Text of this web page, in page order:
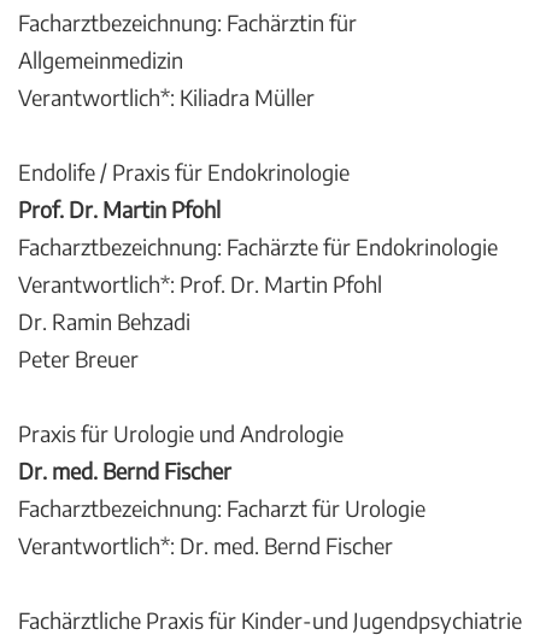
Facharztbezeichnung: Fachärztin für
Allgemeinmedizin
Verantwortlich*: Kiliadra Müller
Endolife / Praxis für Endokrinologie
Prof. Dr. Martin Pfohl
Facharztbezeichnung: Fachärzte für Endokrinologie
Verantwortlich*: Prof. Dr. Martin Pfohl
Dr. Ramin Behzadi
Peter Breuer
Praxis für Urologie und Andrologie
Dr. med. Bernd Fischer
Facharztbezeichnung: Facharzt für Urologie
Verantwortlich*: Dr. med. Bernd Fischer
Fachärztliche Praxis für Kinder-und Jugendpsychiatrie